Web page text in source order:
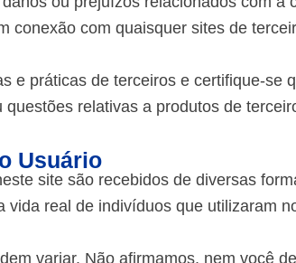
conexão com quaisquer sites de
e práticas de terceiros e certifique-
relativas a produtos de
Usuário
site são recebidos de diversas
real de indivíduos que utilizaram
variar. Não afirmamos, nem você